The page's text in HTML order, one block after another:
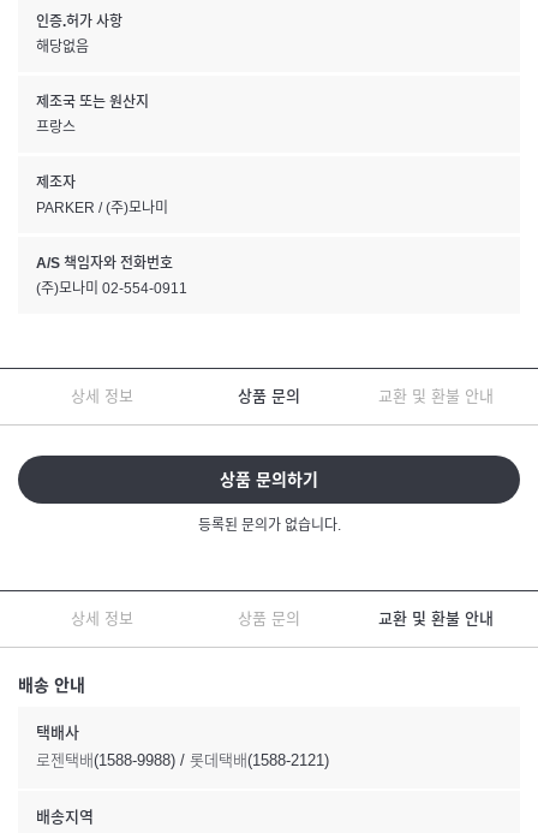
인증.허가 사항
해당없음
제조국 또는 원산지
프랑스
제조자
PARKER / (주)모나미
A/S 책임자와 전화번호
(주)모나미 02-554-0911
상세 정보 상품 문의 교환 및 환불 안내
상품 문의하기
등록된 문의가 없습니다.
상세 정보 상품 문의 교환 및 환불 안내
배송 안내
택배사
로젠택배(1588-9988) / 롯데택배(1588-2121)
배송지역